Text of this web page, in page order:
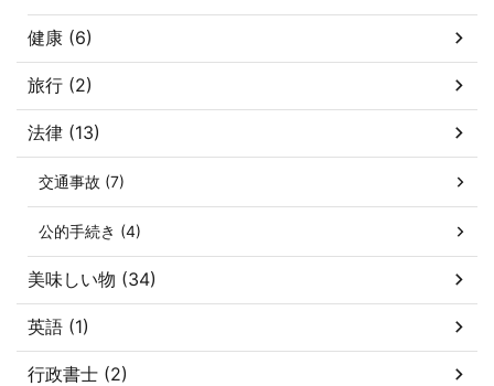
健康 (6)
旅行 (2)
法律 (13)
交通事故 (7)
公的手続き (4)
美味しい物 (34)
英語 (1)
行政書士 (2)